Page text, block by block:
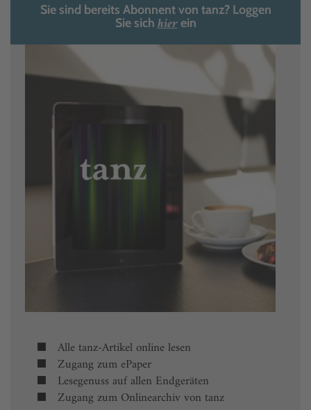
Sie sind bereits Abonnent von tanz? Loggen
Sie sich hierein
Alle tanz-Artikel online lesen
Zugang zum ePaper
Lesegenuss auf allen Endgeräten
Zugang zum Onlinearchiv von tanz